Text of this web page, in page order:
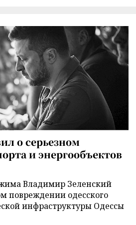
о серьезном
и энергообъектов
Владимир Зеленский
повреждении одесского
инфраструктуры Одессы